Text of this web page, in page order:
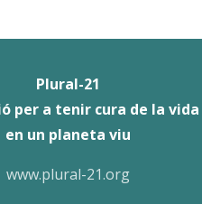
Plural-21
per a tenir cura de la vida
en un planeta viu
www.plural-21.org